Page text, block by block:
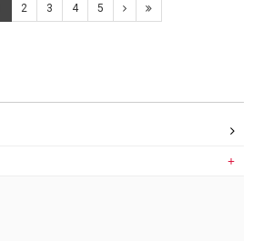
2 3 4 5